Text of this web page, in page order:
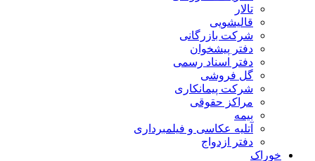
تالار
قالیشویی
شرکت بازرگانی
دفتر پیشخوان
دفتر اسناد رسمی
گل فروشی
شرکت پیمانکاری
مراکز حقوقی
بیمه
آتلیه عکاسی و فیلمبرداری
دفتر ازدواج
خوراک